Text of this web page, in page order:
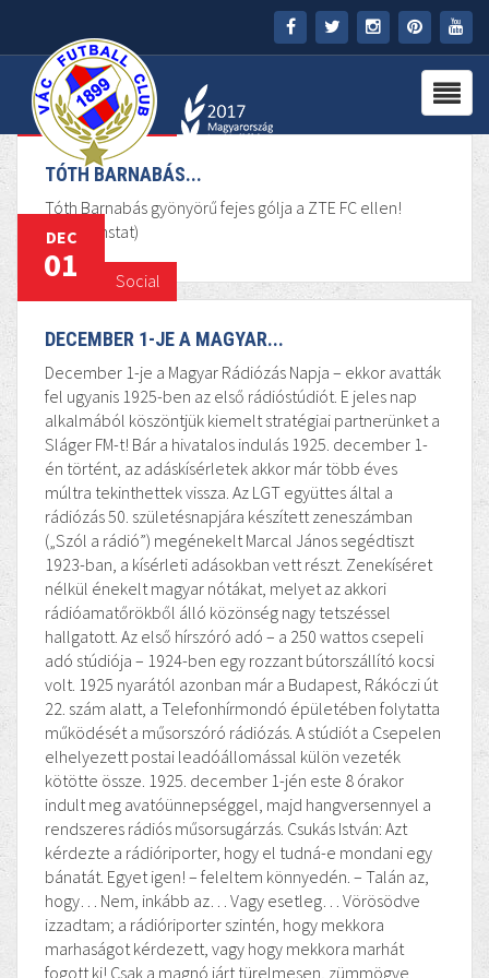
Social
DEC
02
TÓTH BARNABÁS...
Tóth Barnabás gyönyörű fejes gólja a ZTE FC ellen!
(forrás: instat)
Social
DEC
01
DECEMBER 1-JE A MAGYAR...
December 1-je a Magyar Rádiózás Napja – ekkor avatták
fel ugyanis 1925-ben az első rádióstúdiót. E jeles nap
alkalmából köszöntjük kiemelt stratégiai partnerünket a
Sláger FM-t! Bár a hivatalos indulás 1925. december 1-
én történt, az adáskísérletek akkor már több éves
múltra tekinthettek vissza. Az LGT együttes által a
rádiózás 50. születésnapjára készített zeneszámban
(„Szól a rádió”) megénekelt Marcal János segédtiszt
1923-ban, a kísérleti adásokban vett részt. Zenekíséret
nélkül énekelt magyar nótákat, melyet az akkori
rádióamatőrökből álló közönség nagy tetszéssel
hallgatott. Az első hírszóró adó – a 250 wattos csepeli
adó stúdiója – 1924-ben egy rozzant bútorszállító kocsi
volt. 1925 nyarától azonban már a Budapest, Rákóczi út
22. szám alatt, a Telefonhírmondó épületében folytatta
működését a műsorszóró rádiózás. A stúdiót a Csepelen
elhelyezett postai leadóállomással külön vezeték
kötötte össze. 1925. december 1-jén este 8 órakor
indult meg avatóünnepséggel, majd hangversennyel a
rendszeres rádiós műsorsugárzás. Csukás István: Azt
kérdezte a rádióriporter, hogy el tudná-e mondani egy
bánatát. Egyet igen! – feleltem könnyedén. – Talán az,
hogy… Nem, inkább az… Vagy esetleg… Vörösödve
izzadtam; a rádióriporter szintén, hogy mekkora
marhaságot kérdezett, vagy hogy mekkora marhát
fogott ki! Csak a magnó járt türelmesen, zümmögve
FŐOLDAL
KLUB
HÍREK
PARTNEREK
SAJTÓ
MÉDIA